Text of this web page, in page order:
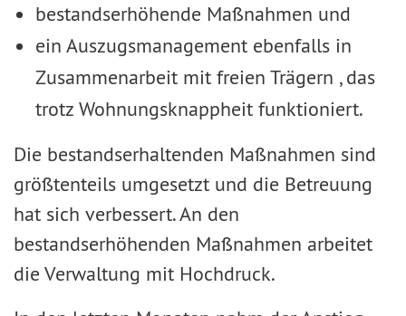
bestandserhöhende Maßnahmen und
ein Auszugsmanagement ebenfalls in
Zusammenarbeit mit freien Trägern , das
trotz Wohnungsknappheit funktioniert.
Die bestandserhaltenden Maßnahmen sind
größtenteils umgesetzt und die Betreuung
hat sich verbessert. An den
bestandserhöhenden Maßnahmen arbeitet
die Verwaltung mit Hochdruck.